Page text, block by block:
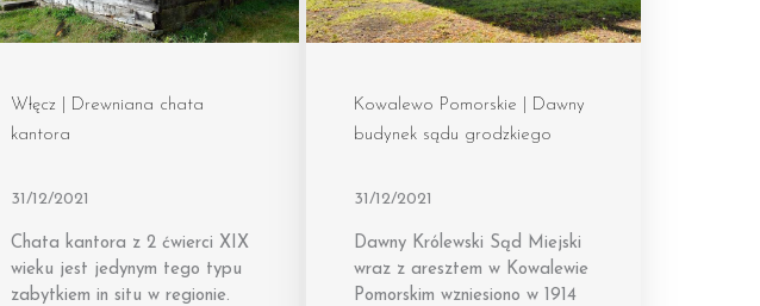
Włęcz | Drewniana chata
kantora
31/12/2021
Chata kantora z 2 ćwierci XIX
wieku jest jedynym tego typu
zabytkiem in situ w regionie.
Kowalewo Pomorskie | Dawny
budynek sądu grodzkiego
31/12/2021
Dawny Królewski Sąd Miejski
wraz z aresztem w Kowalewie
Pomorskim wzniesiono w 1914